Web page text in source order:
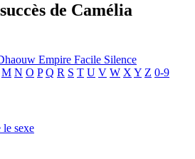
de Camélia
Empire Facile Silence
M N O P Q R S T U V W X Y Z 0-9
le sexe